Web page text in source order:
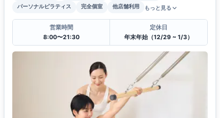
パーソナルピラティス
完全個室 他店舗利用 もっと見る
営業時間
8:00〜21:30
定休日
年末年始（12/29 ~ 1/3）